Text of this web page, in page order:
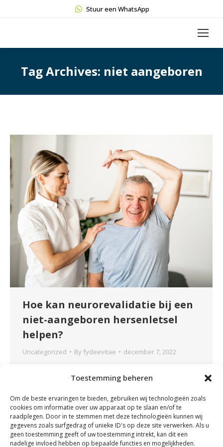
Toestemming beheren
Om de beste ervaringen te bieden, gebruiken wij technologieën zoals
cookies om informatie over uw apparaat op te slaan en/of te
raadplegen. Door in te stemmen met deze technologieën kunnen wij
gegevens zoals surfgedrag of unieke ID's op deze site verwerken. Als u
geen toestemming geeft of uw toestemming intrekt, kan dit een
nadelige invloed hebben op bepaalde functies en mogelijkheden.
Stuur een WhatsApp
Tag Archives: niet aangeboren
Hoe kan neurorevalidatie bij een
niet-aangeboren hersenletsel
helpen?
Uncategorized By fydeevitae december 7, 2022
een niet-aangeboren hersenletsel (NAH)
2040 een enorme stijging zijn van
Nederlanders met een hersenaandoening. De
gevolgen van deze aandoening zijn ingrijpend
en kunnen het dagelijks leven behoorlijk in de